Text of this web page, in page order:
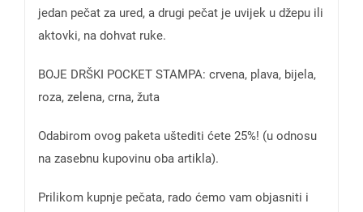
jedan pečat za ured, a drugi pečat je uvijek u džepu ili
aktovki, na dohvat ruke.
BOJE DRŠKI POCKET STAMPA: crvena, plava, bijela,
roza, zelena, crna, žuta
Odabirom ovog paketa uštediti ćete 25%! (u odnosu
na zasebnu kupovinu oba artikla).
Prilikom kupnje pečata, rado ćemo vam objasniti i